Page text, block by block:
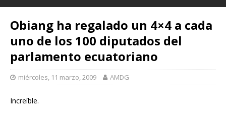
Obiang ha regalado un 4×4 a cada
uno de los 100 diputados del
parlamento ecuatoriano
miércoles, 11 marzo, 2009 AMDG
Increíble.